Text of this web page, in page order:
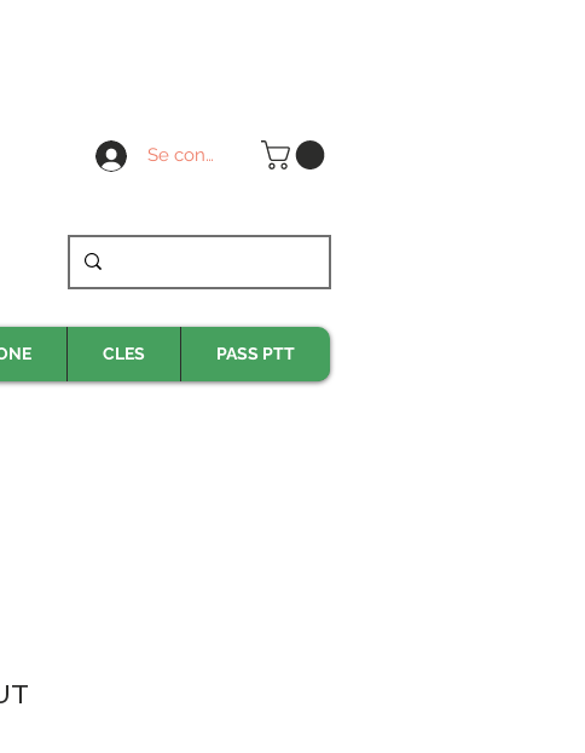
Se connecter
CLES PASS PTT